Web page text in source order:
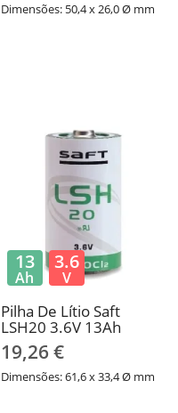
Dimensões: 50,4 x 26,0 Ø mm
Pilha De Lítio ​​Saft
LSH20 3.6V 13Ah
19,26 €
Dimensões: 61,6 x 33,4 Ø mm
13
Ah
3.6
V